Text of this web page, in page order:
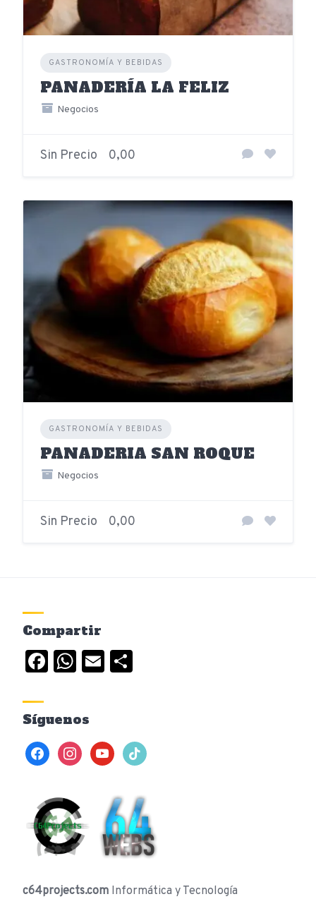
GASTRONOMÍA Y BEBIDAS
PANADERÍA LA FELIZ
Negocios
Sin Precio 0,00
GASTRONOMÍA Y BEBIDAS
PANADERIA SAN ROQUE
Negocios
Sin Precio 0,00
Compartir
Facebook
WhatsApp
Email
Síguenos
facebookinstagramyoutubetiktok
c64projects.com Informática y Tecnología